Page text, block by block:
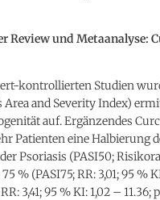
Review und
kontrollierten Studien
Area and Severity Index)
auf. Ergänzendes
Patienten eine Halbierung
Psoriasis (PASI50;
% (PASI75; RR: 3,01; 95 %
3,41; 95 % KI: 1,02 – 11.36;